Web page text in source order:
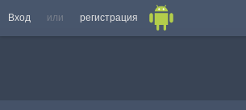
Вход или регистрация